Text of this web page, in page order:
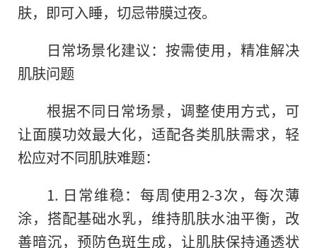
肤，即可入睡，切忌带膜过夜。
日常场景化建议：按需使用，精准解决
肌肤问题
根据不同日常场景，调整使用方式，可
让面膜功效最大化，适配各类肌肤需求，轻
松应对不同肌肤难题：
1. 日常维稳：每周使用2-3次，每次薄
涂，搭配基础水乳，维持肌肤水油平衡，改
善暗沉，预防色斑生成，让肌肤保持通透状